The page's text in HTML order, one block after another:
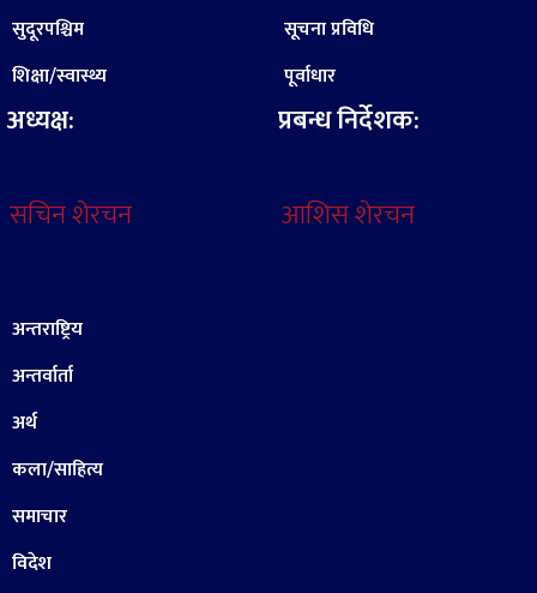
सुदूरपश्चिम
शिक्षा/स्वास्थ्य
अध्यक्ष:
सचिन शेरचन
सूचना प्रविधि
पूर्वाधार
प्रबन्ध निर्देशक:
आशिस शेरचन
अन्तराष्ट्रिय
अन्तर्वार्ता
अर्थ
कला/साहित्य
समाचार
विदेश